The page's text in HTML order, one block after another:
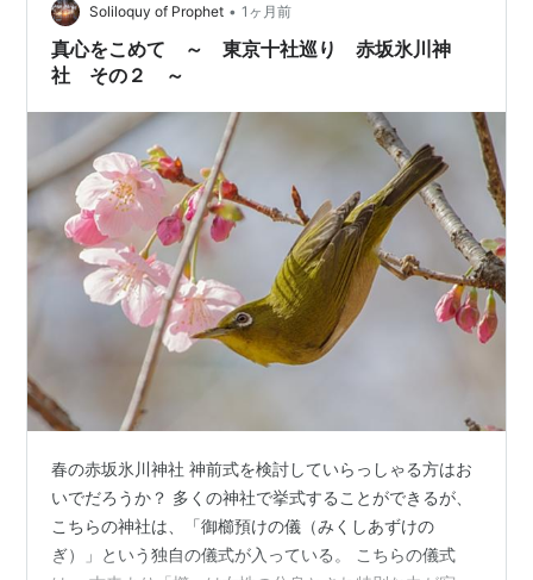
Soliloquy of Prophet • 1ヶ月前
真心をこめて ～ 東京十社巡り 赤坂氷川神
社 その２ ～
春の赤坂氷川神社 神前式を検討していらっしゃる方はお
いでだろうか？ 多くの神社で挙式することができるが、
こちらの神社は、「御櫛預けの儀（みくしあずけの
ぎ）」という独自の儀式が入っている。 こちらの儀式